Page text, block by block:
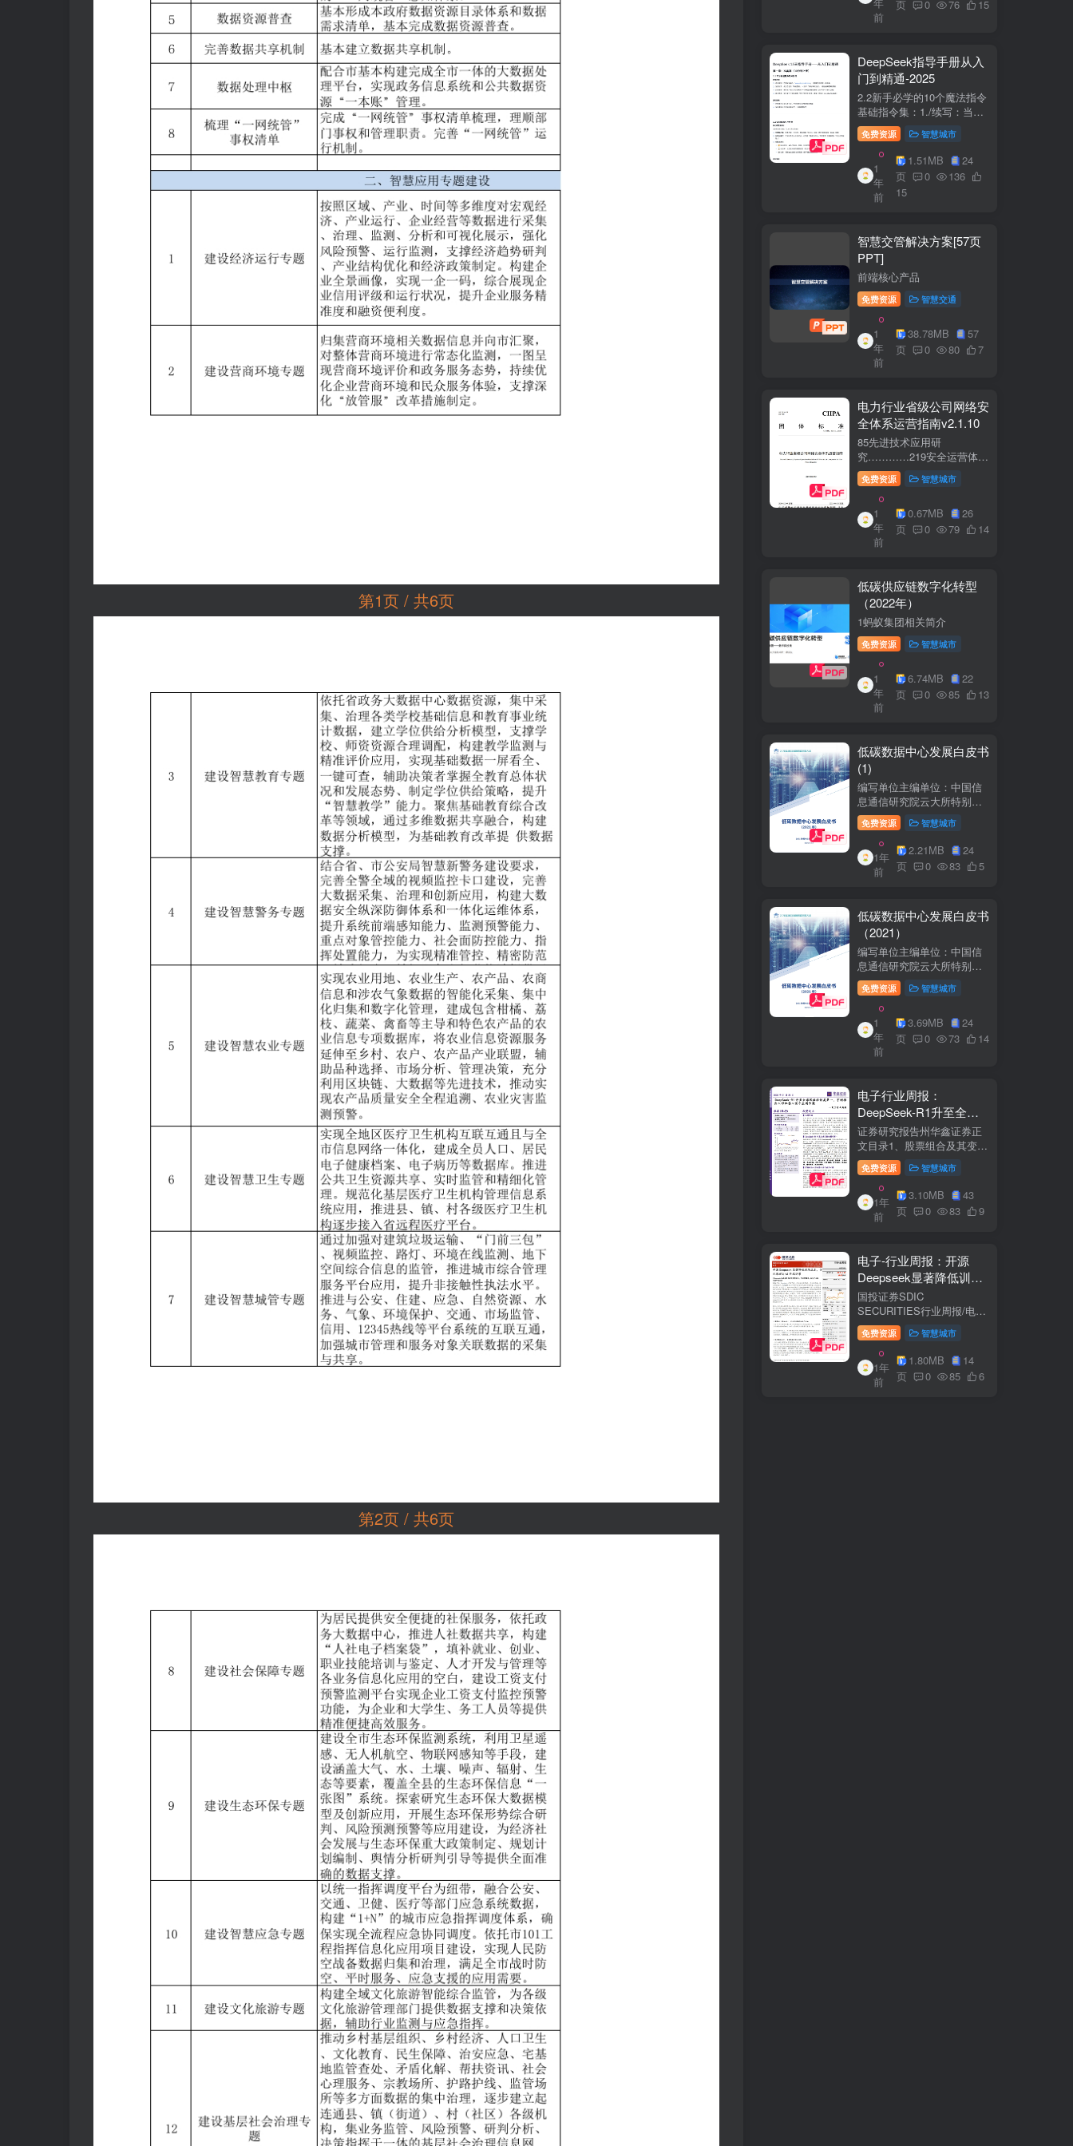
第1页 / 共6页
第2页 / 共6页
+医疗企业案例分析5中国互
联网+医疗...
年
前
页 0 76 15
DeepSeek指导手册从入
门到精通-2025
2.2新手必学的10个魔法指令
基础指令集：1./续写：当回
答中断时自动继续生成2./简
化：将复杂内容转换成大白
话3./示例：要求展示实际案
例（特别是写代码时）4./步
骤：让AI分步骤指导操作流
程5./检...
免费资源 智慧城市
1
年
前
1.51MB
24
页
0
136
15
智慧交管解决方案[57页
PPT]
前端核心产品
免费资源 智慧交通
1
年
前
38.78MB
57
页
0 80 7
电力行业省级公司网络安
全体系运营指南v2.1.10
85先进技术应用研
究…………219安全运营体
系……2291网络安全运
营..2292业务安全运
营.......249.3网络与业务安全
联动.·26
免费资源 智慧城市
1
年
前
0.67MB
26
页
0 79 14
低碳供应链数字化转型
（2022年）
1蚂蚁集团相关简介
免费资源 智慧城市
1
年
前
6.74MB
22
页
0 85 13
低碳数据中心发展白皮书
(1)
编写单位主编单位：中国信
息通信研究院云大所特别鸣
谢：百度、阿里巴巴、腾
讯、中金数据、秦淮数据、
万国数据、河北省凤凰谷零
碳发展研究院、绿色和平等
单位的大力支持。
免费资源 智慧城市
1年
前
2.21MB
24
页
0 83 5
低碳数据中心发展白皮书
（2021）
编写单位主编单位：中国信
息通信研究院云大所特别鸣
谢：百度、阿里巴巴、腾
讯、中金数据、秦准数据、
万国数据、河北省凤凰谷零
碳发展研究院、绿色和平等
单位的大力支持。
免费资源 智慧城市
1
年
前
3.69MB
24
页
0 73 14
电子行业周报：
DeepSeek-R1升至全球
风格控制类第一，宇树推
出人形机器人首个应用方
案
证券研究报告州华鑫证券正
文目录1、股票组合及其变
化.51.1、本周重点推荐及推
荐组...51.2、海外龙头一
览。62、周度行情分析及展
望.…82.1、周涨幅排行…
2.2、行业重点公司估值水平
免费资源 智慧城市
1年
前
3.10MB
43
页
0 83 9
电子-行业周报：开源
Deepseek显著降低训练
成本，关注推理与AI终端
进展
国投证券SDIC
SECURITIES行业周报/电于
目内容目录1.本周新闻一
览.42.行业数据跟踪.…62.1.
半导体：半导体行业：两大
收购事件来袭...62.2.SiC:8家
碳化硅相关企业完成融
免费资源 智慧城市
1年
前
1.80MB
14
页
0 85 6